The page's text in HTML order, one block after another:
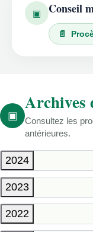
▣ Conseil
📄
▣
Archives
Consultez les
antérieures.
2024
2023
2022